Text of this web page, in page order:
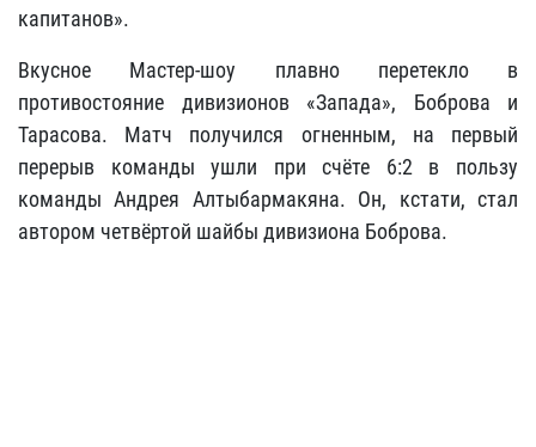
капитанов».
Вкусное Мастер-шоу плавно перетекло в
противостояние дивизионов «Запада», Боброва и
Тарасова. Матч получился огненным, на первый
перерыв команды ушли при счёте 6:2 в пользу
команды Андрея Алтыбармакяна. Он, кстати, стал
автором четвёртой шайбы дивизиона Боброва.